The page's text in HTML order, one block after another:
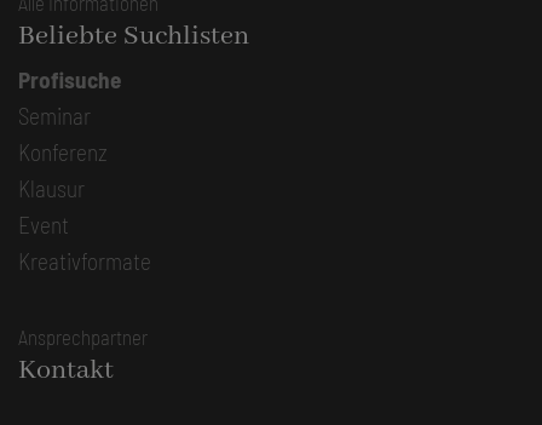
Beliebte Suchlisten
Profisuche
Seminar
Konferenz
Klausur
Event
Kreativformate
Ansprechpartner
Kontakt